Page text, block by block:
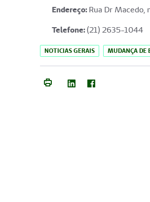
Endereço:Rua Dr Macedo,
Telefone:(21) 2635-1044
NOTICIAS GERAIS MUDANÇA DE